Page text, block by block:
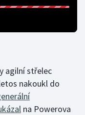
agilní střelec
nakoukl do
na Powerova